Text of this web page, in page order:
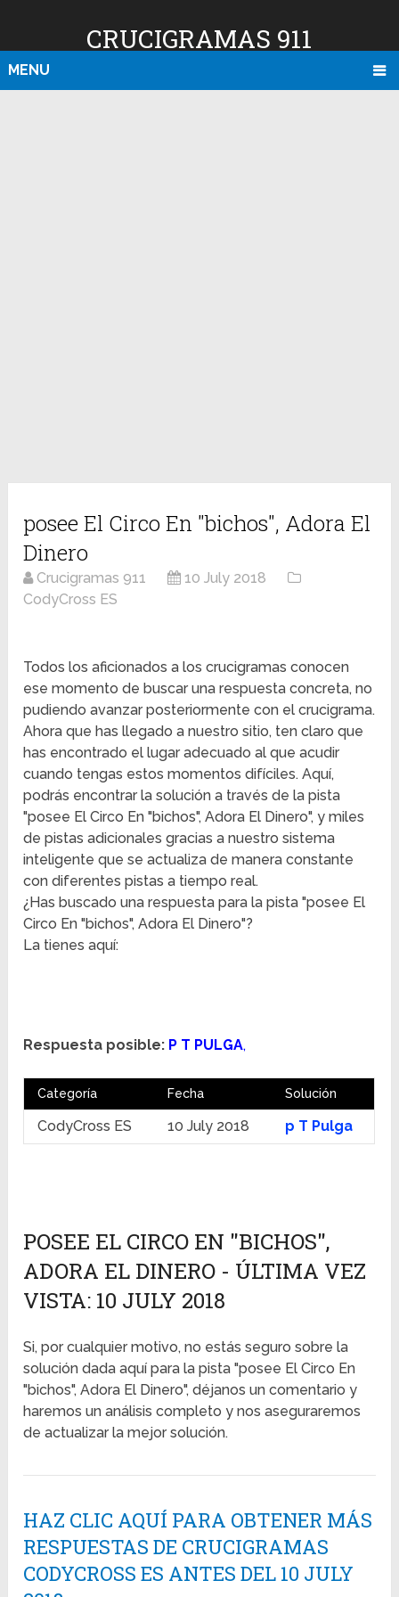
CRUCIGRAMAS 911
MENU
posee El Circo En "bichos", Adora El
Dinero
Crucigramas 911
10 July 2018
CodyCross ES
Todos los aficionados a los crucigramas conocen
ese momento de buscar una respuesta concreta, no
pudiendo avanzar posteriormente con el crucigrama.
Ahora que has llegado a nuestro sitio, ten claro que
has encontrado el lugar adecuado al que acudir
cuando tengas estos momentos difíciles. Aquí,
podrás encontrar la solución a través de la pista
"posee El Circo En "bichos", Adora El Dinero", y miles
de pistas adicionales gracias a nuestro sistema
inteligente que se actualiza de manera constante
con diferentes pistas a tiempo real.
¿Has buscado una respuesta para la pista "posee El
Circo En "bichos", Adora El Dinero"?
La tienes aquí:
Respuesta posible: P T PULGA,
Categoría Fecha Solución
CodyCross ES 10 July 2018 p T Pulga
POSEE EL CIRCO EN "BICHOS",
ADORA EL DINERO - ÚLTIMA VEZ
VISTA: 10 JULY 2018
Si, por cualquier motivo, no estás seguro sobre la
solución dada aquí para la pista "posee El Circo En
"bichos", Adora El Dinero", déjanos un comentario y
haremos un análisis completo y nos aseguraremos
de actualizar la mejor solución.
HAZ CLIC AQUÍ PARA OBTENER MÁS
RESPUESTAS DE CRUCIGRAMAS
CODYCROSS ES ANTES DEL 10 JULY